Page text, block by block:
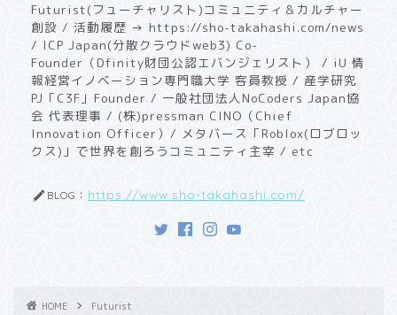
Futurist(フューチャリスト)コミュニティ＆カルチャー
創設 / 活動履歴 → https://sho-takahashi.com/news
/ ICP Japan(分散クラウドweb3) Co-
Founder（Dfinity財団公認エバンジェリスト） / iU 情
報経営イノベーション専門職大学 客員教授 / ​産学研究
PJ「C3F」Founder / 一般社団法人NoCoders Japan協
会 代表理事 / (株)pressman CINO（Chief
Innovation Officer）/ メタバース「Roblox(ロブロッ
クス)」で世界を創ろうコミュニティ主宰 / etc
BLOG： https://www.sho-takahashi.com/
HOME
Futurist